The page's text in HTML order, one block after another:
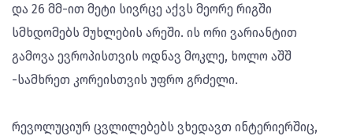
და 26 მმ-ით მეტი სივრცე აქვს მეორე რიგში
სმხდომებს მუხლების არეში. ის ორი ვარიანტით
გამოვა ევროპისთვის ოდნავ მოკლე, ხოლო აშშ
-სამხრეთ კორეისთვის უფრო გრძელი.
რევოლუციურ ცვლილებებს ვხედავთ ინტერიერშიც,